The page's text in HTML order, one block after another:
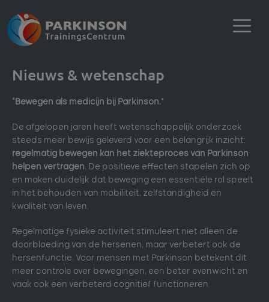
Nieuws & wetenschap
“Bewegen als medicijn bij Parkinson.”
De afgelopen jaren heeft wetenschappelijk onderzoek
steeds meer bewijs geleverd voor een belangrijk inzicht:
regelmatig bewegen kan het ziekteproces van Parkinson
helpen vertragen. De positieve effecten stapelen zich op
en maken duidelijk dat beweging een essentiële rol speelt
in het behouden van mobiliteit, zelfstandigheid en
kwaliteit van leven.
Regelmatige fysieke activiteit stimuleert niet alleen de
doorbloeding van de hersenen, maar verbetert ook de
hersenfunctie. Voor mensen met Parkinson betekent dit
meer controle over bewegingen, een beter evenwicht en
vaak ook een verbeterd cognitief functioneren.